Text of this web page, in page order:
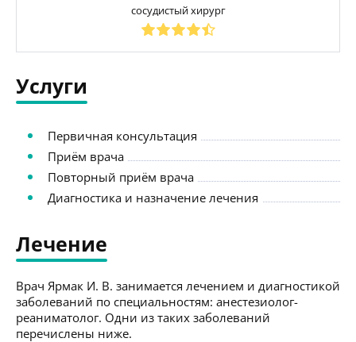
сосудистый хирург
Услуги
Первичная консультация
Приём врача
Повторный приём врача
Диагностика и назначение лечения
Лечение
Врач Ярмак И. В. занимается лечением и диагностикой
заболеваний по специальностям: анестезиолог-
реаниматолог. Одни из таких заболеваний
перечислены ниже.